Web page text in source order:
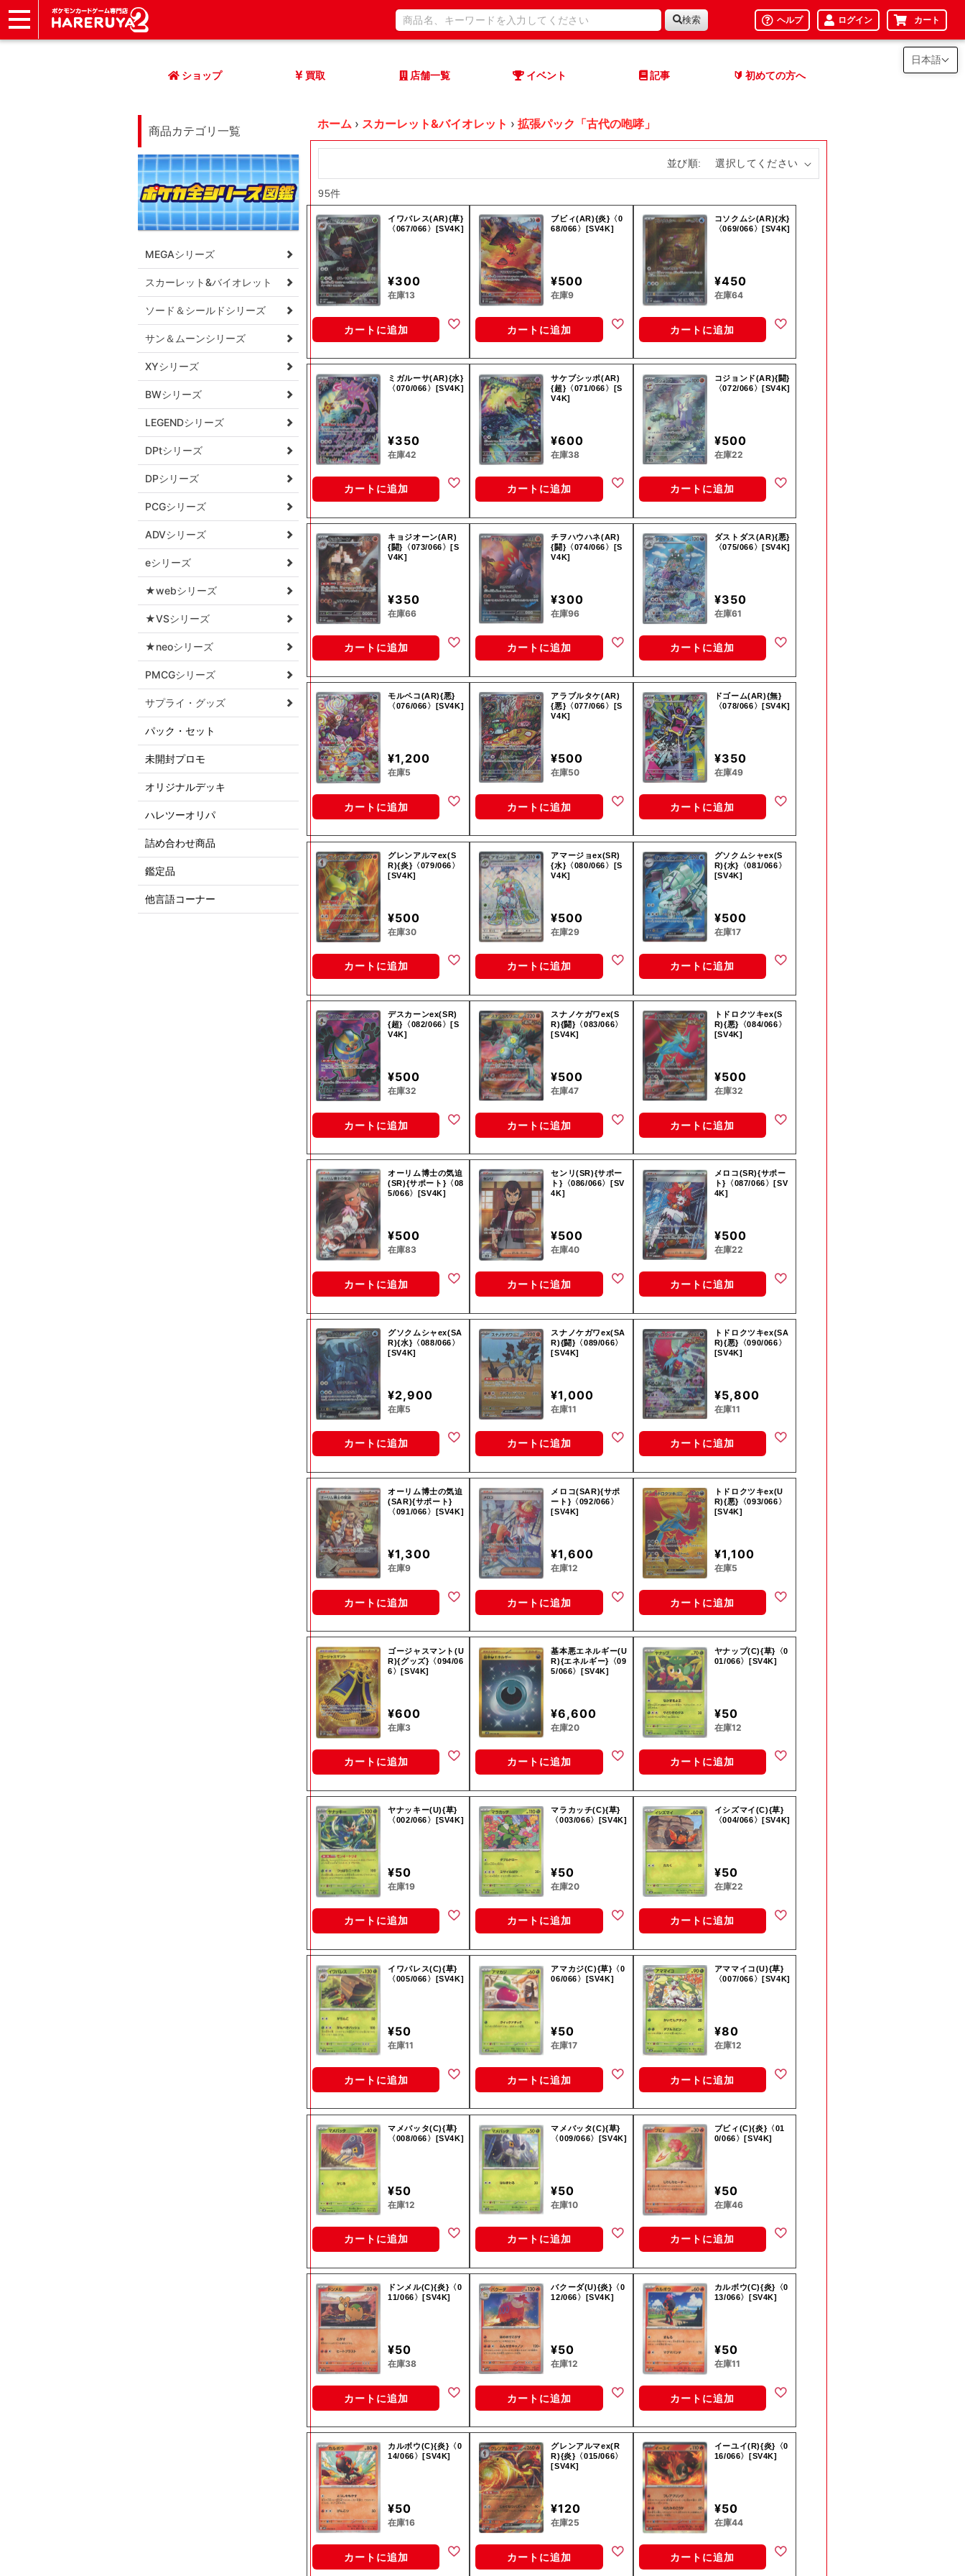
検索 ヘルプ ログイン カート
ショップ 買取 店舗一覧 イベント 記事 🔰 初めての方へ
商品カテゴリ一覧
MEGAシリーズ
スカーレット&バイオレット
ソード＆シールドシリーズ
サン＆ムーンシリーズ
XYシリーズ
BWシリーズ
LEGENDシリーズ
DPtシリーズ
DPシリーズ
PCGシリーズ
ADVシリーズ
eシリーズ
★webシリーズ
★VSシリーズ
★neoシリーズ
PMCGシリーズ
サプライ・グッズ
パック・セット
未開封プロモ
オリジナルデッキ
ハレツーオリパ
詰め合わせ商品
鑑定品
他言語コーナー
ホーム › スカーレット&バイオレット › 拡張パック「古代の咆哮」
並び順:
95件
イワパレス(AR){草}
〈067/066〉[SV4K]
¥300
在庫13
カートに追加
ブビィ(AR){炎}〈0
68/066〉[SV4K]
¥500
在庫9
カートに追加
コソクムシ(AR){水}
〈069/066〉[SV4K]
¥450
在庫64
カートに追加
ミガルーサ(AR){水}
〈070/066〉[SV4K]
¥350
在庫42
カートに追加
サケブシッポ(AR)
{超}〈071/066〉[S
V4K]
¥600
在庫38
カートに追加
コジョンド(AR){闘}
〈072/066〉[SV4K]
¥500
在庫22
カートに追加
キョジオーン(AR)
{闘}〈073/066〉[S
V4K]
¥350
在庫66
カートに追加
チヲハウハネ(AR)
{闘}〈074/066〉[S
V4K]
¥300
在庫96
カートに追加
ダストダス(AR){悪}
〈075/066〉[SV4K]
¥350
在庫61
カートに追加
モルペコ(AR){悪}
〈076/066〉[SV4K]
¥1,200
在庫5
カートに追加
アラブルタケ(AR)
{悪}〈077/066〉[S
V4K]
¥500
在庫50
カートに追加
ドゴーム(AR){無}
〈078/066〉[SV4K]
¥350
在庫49
カートに追加
グレンアルマex(S
R){炎}〈079/066〉
[SV4K]
¥500
在庫30
カートに追加
アマージョex(SR)
{水}〈080/066〉[S
V4K]
¥500
在庫29
カートに追加
グソクムシャex(S
R){水}〈081/066〉
[SV4K]
¥500
在庫17
カートに追加
デスカーンex(SR)
{超}〈082/066〉[S
V4K]
¥500
在庫32
カートに追加
スナノケガワex(S
R){闘}〈083/066〉
[SV4K]
¥500
在庫47
カートに追加
トドロクツキex(S
R){悪}〈084/066〉
[SV4K]
¥500
在庫32
カートに追加
オーリム博士の気迫
(SR){サポート}〈08
5/066〉[SV4K]
¥500
在庫83
カートに追加
センリ(SR){サポー
ト}〈086/066〉[SV
4K]
¥500
在庫40
カートに追加
メロコ(SR){サポー
ト}〈087/066〉[SV
4K]
¥500
在庫22
カートに追加
グソクムシャex(SA
R){水}〈088/066〉
[SV4K]
¥2,900
在庫5
カートに追加
スナノケガワex(SA
R){闘}〈089/066〉
[SV4K]
¥1,000
在庫11
カートに追加
トドロクツキex(SA
R){悪}〈090/066〉
[SV4K]
¥5,800
在庫11
カートに追加
オーリム博士の気迫
(SAR){サポート}
〈091/066〉[SV4K]
¥1,300
在庫9
カートに追加
メロコ(SAR){サポ
ート}〈092/066〉
[SV4K]
¥1,600
在庫12
カートに追加
トドロクツキex(U
R){悪}〈093/066〉
[SV4K]
¥1,100
在庫5
カートに追加
ゴージャスマント(U
R){グッズ}〈094/06
6〉[SV4K]
¥600
在庫3
カートに追加
基本悪エネルギー(U
R){エネルギー}〈09
5/066〉[SV4K]
¥6,600
在庫20
カートに追加
ヤナップ(C){草}〈0
01/066〉[SV4K]
¥50
在庫12
カートに追加
ヤナッキー(U){草}
〈002/066〉[SV4K]
¥50
在庫19
カートに追加
マラカッチ(C){草}
〈003/066〉[SV4K]
¥50
在庫20
カートに追加
イシズマイ(C){草}
〈004/066〉[SV4K]
¥50
在庫22
カートに追加
イワパレス(C){草}
〈005/066〉[SV4K]
¥50
在庫11
カートに追加
アマカジ(C){草}〈0
06/066〉[SV4K]
¥50
在庫17
カートに追加
アママイコ(U){草}
〈007/066〉[SV4K]
¥80
在庫12
カートに追加
マメバッタ(C){草}
〈008/066〉[SV4K]
¥50
在庫12
カートに追加
マメバッタ(C){草}
〈009/066〉[SV4K]
¥50
在庫10
カートに追加
ブビィ(C){炎}〈01
0/066〉[SV4K]
¥50
在庫46
カートに追加
ドンメル(C){炎}〈0
11/066〉[SV4K]
¥50
在庫38
カートに追加
バクーダ(U){炎}〈0
12/066〉[SV4K]
¥50
在庫12
カートに追加
カルボウ(C){炎}〈0
13/066〉[SV4K]
¥50
在庫11
カートに追加
カルボウ(C){炎}〈0
14/066〉[SV4K]
¥50
在庫16
カートに追加
グレンアルマex(R
R){炎}〈015/066〉
[SV4K]
¥120
在庫25
カートに追加
イーユイ(R){炎}〈0
16/066〉[SV4K]
¥50
在庫44
カートに追加
日本語